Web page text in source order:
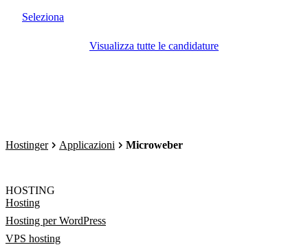
Seleziona
Visualizza tutte le candidature
Hostinger Applicazioni Microweber
HOSTING
Hosting
Hosting per WordPress
VPS hosting